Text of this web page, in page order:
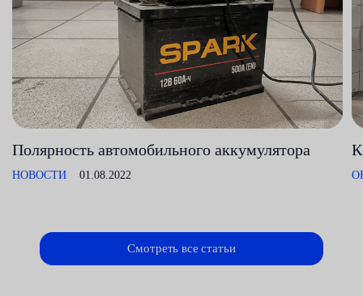
Полярность автомобильного аккумулятора
НОВОСТИ 01.08.2022
Смотреть все статьи